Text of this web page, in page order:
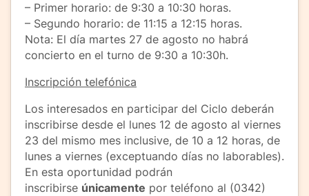
– Primer horario: de 9:30 a 10:30 horas.
– Segundo horario: de 11:15 a 12:15 horas.
Nota: El día martes 27 de agosto no habrá
concierto en el turno de 9:30 a 10:30h.
Inscripción telefónica
Los interesados en participar del Ciclo deberán
inscribirse desde el lunes 12 de agosto al viernes
23 del mismo mes inclusive, de 10 a 12 horas, de
lunes a viernes (exceptuando días no laborables).
En esta oportunidad podrán
inscribirse únicamente por teléfono al (0342)